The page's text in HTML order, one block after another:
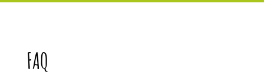
FAQ